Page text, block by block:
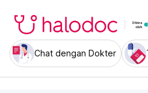
Chat dengan Dokter